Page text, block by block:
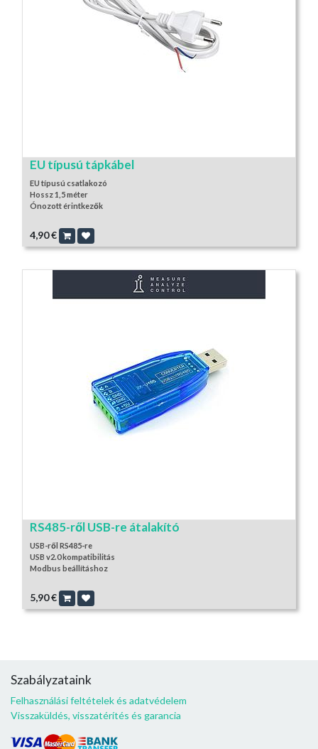
EU típusú tápkábel
EU típusú csatlakozó
Hossz 1,5 méter
Ónozott érintkezők
4,90€
RS485-ről USB-re átalakító
USB-ről RS485-re
USB v2.0 kompatibilitás
Modbus beállításhoz
5,90€
Szabályzataink
Felhasználási feltételek és adatvédelem
Visszaküldés, visszatérítés és garancia